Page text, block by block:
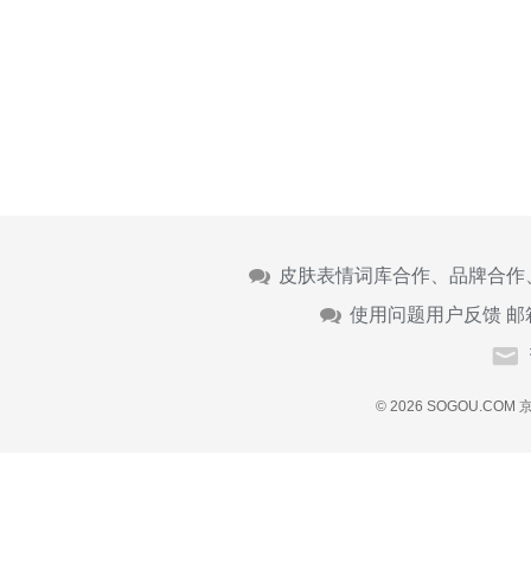
皮肤表情词库合作、品牌合
使用问题用户反馈 邮
© 2026 SOGOU.COM